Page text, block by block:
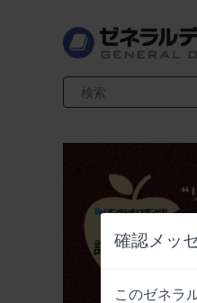
確認メッ
このゼネラ
検索キーワード入力